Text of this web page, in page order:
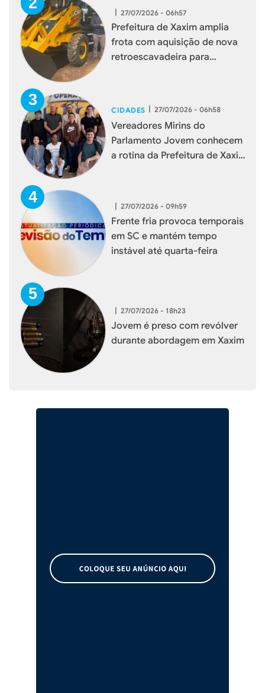
| 27/07/2026 - 06h57
Prefeitura de Xaxim amplia
frota com aquisição de nova
retroescavadeira para
CIDADES 27/07/2026 - 06h58
Vereadores Mirins do
Parlamento Jovem conhecem
a rotina da Prefeitura de Xaxim
| 27/07/2026 - 09h59
Frente fria provoca temporais
em SC e mantém tempo
instável até quarta-feira
| 27/07/2026 - 18h23
Jovem é preso com revólver
durante abordagem em Xaxim